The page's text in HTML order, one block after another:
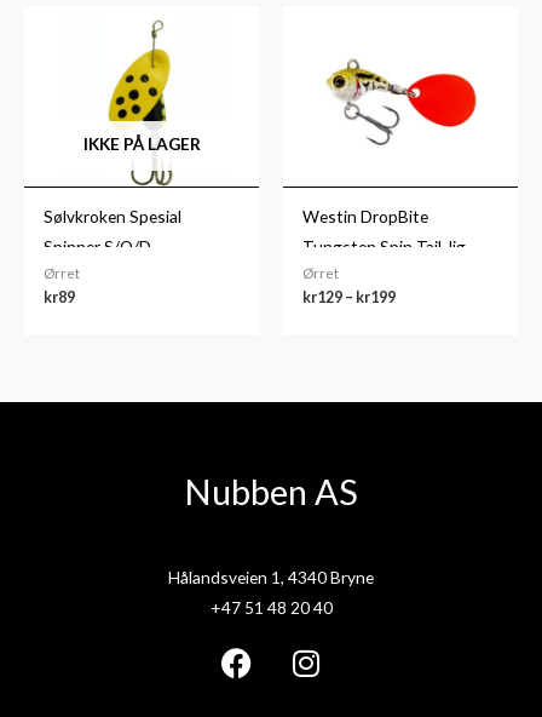
IKKE PÅ LAGER
Sølvkroken Spesial
Spinner S/O/D
Ørret
kr89
Westin DropBite
Tungsten Spin Tail Jig
Pearl Stickleback
Ørret
kr129 – kr199
kr199
Nubben AS
Hålandsveien 1, 4340 Bryne
+47 51 48 20 40
F
I